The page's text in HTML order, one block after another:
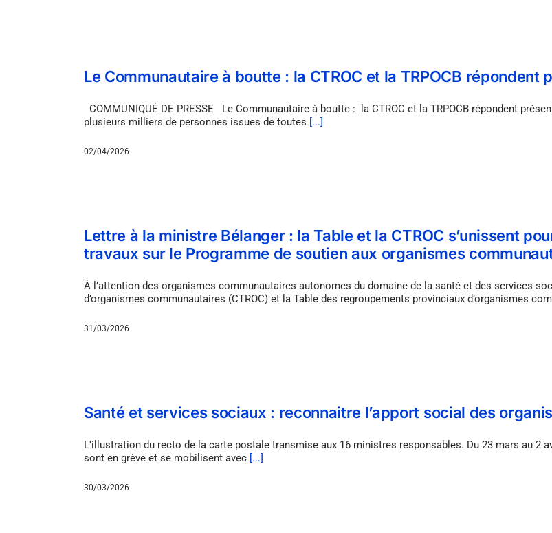
Le Communautaire à boutte : la CTROC et la TRPOCB
COMMUNIQUÉ DE PRESSE Le Communautaire à boutte : la CTROC et la TRPOCB répondent
plusieurs milliers de personnes issues de toutes [...]
02/04/2026
Lettre à la ministre Bélanger : la Table et la CTROC s’unissent
travaux sur le Programme de soutien aux organismes
À l’attention des organismes communautaires autonomes du domaine de la santé et des services
d’organismes communautaires (CTROC) et la Table des regroupements provinciaux d’organismes
31/03/2026
Santé et services sociaux : reconnaitre l’apport social des
L'illustration du recto de la carte postale transmise aux 16 ministres responsables. Du 23 mars au 2
sont en grève et se mobilisent avec [...]
30/03/2026